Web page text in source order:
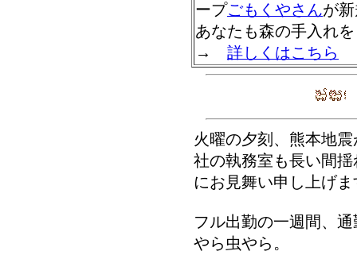
ープごもくやさんが
あなたも森の手入れ
→ 詳しくはこちら
火曜の夕刻、熊本地
社の執務室も長い間
にお見舞い申し上げま
フル出勤の一週間、
やら虫やら。